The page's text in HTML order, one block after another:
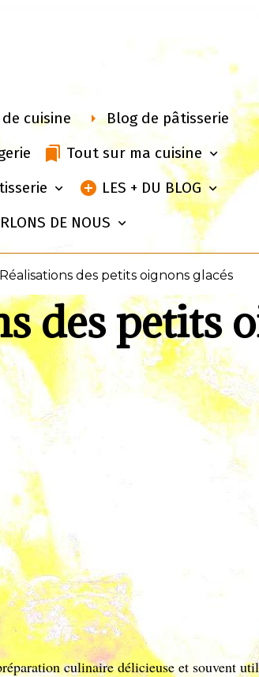
cuisine
Blog de pâtisserie
Tout sur ma cuisine
LES + DU BLOG
DE NOUS
Réalisations des petits oignons glacés
des petits
culinaire délicieuse et souvent